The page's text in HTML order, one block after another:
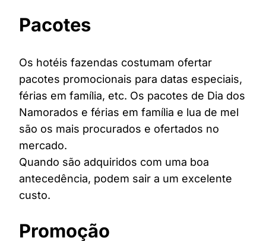
Pacotes
Os hotéis fazendas costumam ofertar
pacotes promocionais para datas especiais,
férias em família, etc. Os pacotes de Dia dos
Namorados e férias em família e lua de mel
são os mais procurados e ofertados no
mercado.
Quando são adquiridos com uma boa
antecedência, podem sair a um excelente
custo.
Promoção